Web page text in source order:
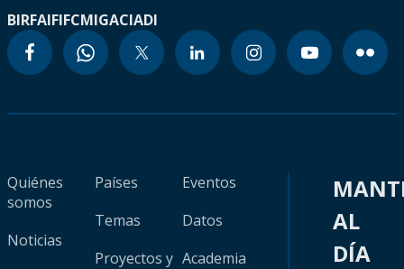
BIRFAIFIFCMIGACIADI
Quiénes
somos
Noticias
Países
Temas
Proyectos y
Eventos
Datos
Academia
AL
DÍA